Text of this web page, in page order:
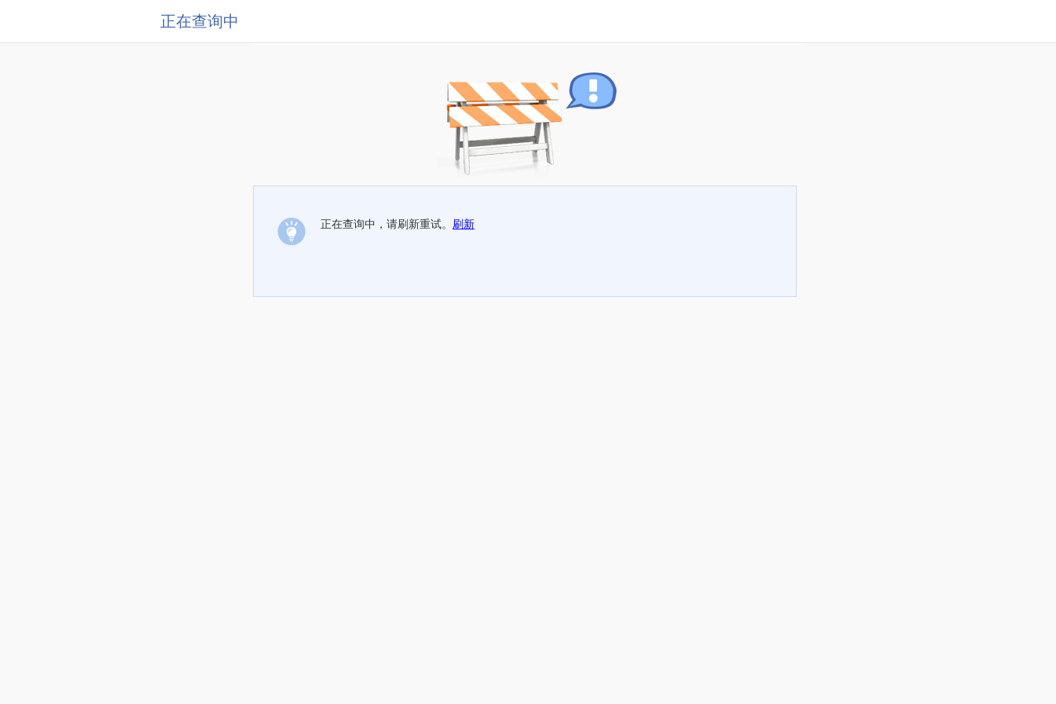
正在查询中
正在查询中，请刷新重试。 刷新